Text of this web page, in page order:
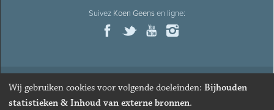
Suivez Koen Geensen ligne:
© 2026Ancien ministre et député honoraire
Wij gebruiken cookies voor volgende doeleinden: Bijhouden
statistieken & Inhoud van externe bronnen.